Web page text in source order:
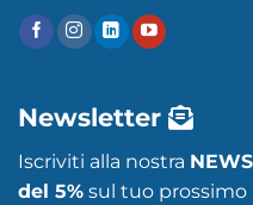
Newsletter
Iscriviti alla nostra
del 5% sul tuo prossimo